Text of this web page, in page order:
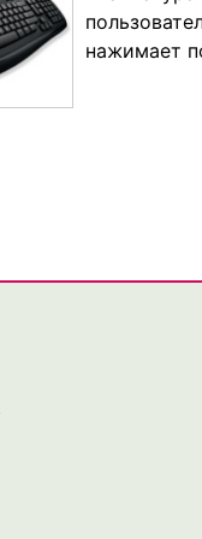
нажимает